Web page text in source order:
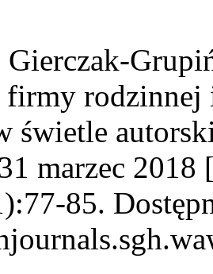
firmy
świetle
marzec 2018
85.